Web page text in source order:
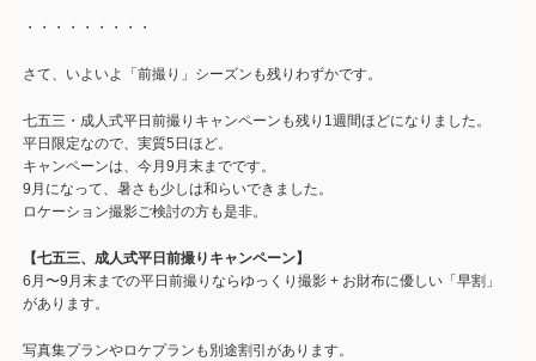
・・・・・・・・・
さて、いよいよ「前撮り」シーズンも残りわずかです。
七五三・成人式平日前撮りキャンペーンも残り1週間ほどになりました。
平日限定なので、実質5日ほど。
キャンペーンは、今月9月末までです。
9月になって、暑さも少しは和らいできました。
ロケーション撮影ご検討の方も是非。
【七五三、成人式平日前撮りキャンペーン】
6月〜9月末までの平日前撮りならゆっくり撮影 + お財布に優しい「早割」
があります。
写真集プランやロケプランも別途割引があります。